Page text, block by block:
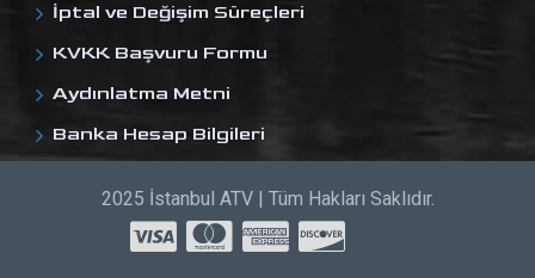
İptal ve Değişim Süreçleri
KVKK Başvuru Formu
Aydınlatma Metni
Banka Hesap Bilgileri
2025 İstanbul ATV | Tüm Hakları Saklıdır.